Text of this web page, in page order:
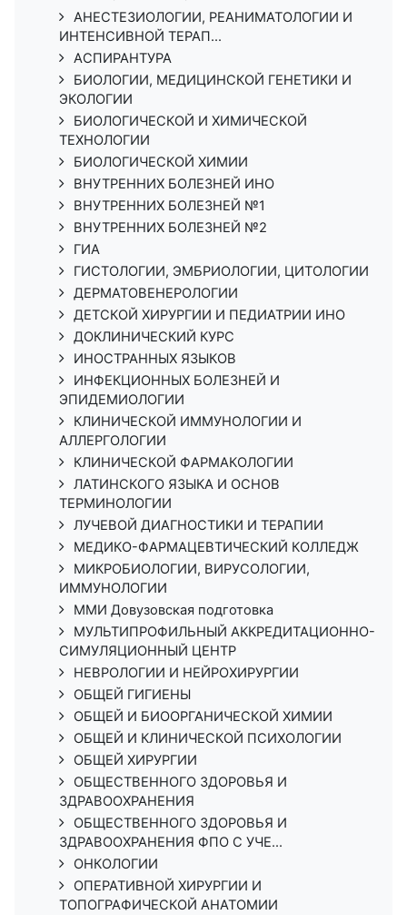
АНЕСТЕЗИОЛОГИИ, РЕАНИМАТОЛОГИИ И
ИНТЕНСИВНОЙ ТЕРАП...
АСПИРАНТУРА
БИОЛОГИИ, МЕДИЦИНСКОЙ ГЕНЕТИКИ И
ЭКОЛОГИИ
БИОЛОГИЧЕСКОЙ И ХИМИЧЕСКОЙ
ТЕХНОЛОГИИ
БИОЛОГИЧЕСКОЙ ХИМИИ
ВНУТРЕННИХ БОЛЕЗНЕЙ ИНО
ВНУТРЕННИХ БОЛЕЗНЕЙ №1
ВНУТРЕННИХ БОЛЕЗНЕЙ №2
ГИА
ГИСТОЛОГИИ, ЭМБРИОЛОГИИ, ЦИТОЛОГИИ
ДЕРМАТОВЕНЕРОЛОГИИ
ДЕТСКОЙ ХИРУРГИИ И ПЕДИАТРИИ ИНО
ДОКЛИНИЧЕСКИЙ КУРС
ИНОСТРАННЫХ ЯЗЫКОВ
ИНФЕКЦИОННЫХ БОЛЕЗНЕЙ И
ЭПИДЕМИОЛОГИИ
КЛИНИЧЕСКОЙ ИММУНОЛОГИИ И
АЛЛЕРГОЛОГИИ
КЛИНИЧЕСКОЙ ФАРМАКОЛОГИИ
ЛАТИНСКОГО ЯЗЫКА И ОСНОВ
ТЕРМИНОЛОГИИ
ЛУЧЕВОЙ ДИАГНОСТИКИ И ТЕРАПИИ
МЕДИКО-ФАРМАЦЕВТИЧЕСКИЙ КОЛЛЕДЖ
МИКРОБИОЛОГИИ, ВИРУСОЛОГИИ,
ИММУНОЛОГИИ
ММИ Довузовская подготовка
МУЛЬТИПРОФИЛЬНЫЙ АККРЕДИТАЦИОННО-
СИМУЛЯЦИОННЫЙ ЦЕНТР
НЕВРОЛОГИИ И НЕЙРОХИРУРГИИ
ОБЩЕЙ ГИГИЕНЫ
ОБЩЕЙ И БИООРГАНИЧЕСКОЙ ХИМИИ
ОБЩЕЙ И КЛИНИЧЕСКОЙ ПСИХОЛОГИИ
ОБЩЕЙ ХИРУРГИИ
ОБЩЕСТВЕННОГО ЗДОРОВЬЯ И
ЗДРАВООХРАНЕНИЯ
ОБЩЕСТВЕННОГО ЗДОРОВЬЯ И
ЗДРАВООХРАНЕНИЯ ФПО С УЧЕ...
ОНКОЛОГИИ
ОПЕРАТИВНОЙ ХИРУРГИИ И
ТОПОГРАФИЧЕСКОЙ АНАТОМИИ